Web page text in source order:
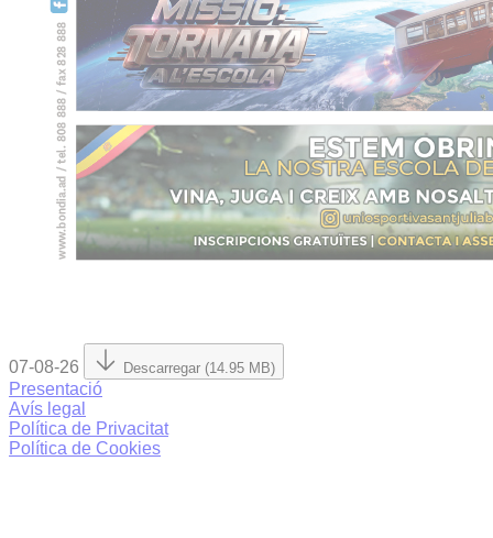
07-08-26 Descarregar (14.95 MB)
Presentació
Avís legal
Política de Privacitat
Política de Cookies